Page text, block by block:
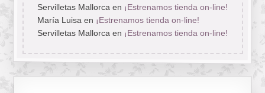
Servilletas Mallorcaen ¡Estrenamos tienda on-line!
María Luisaen ¡Estrenamos tienda on-line!
Servilletas Mallorcaen ¡Estrenamos tienda on-line!